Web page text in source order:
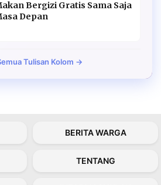
Bergizi Gratis Sama Saja
Depan
Tulisan Kolom →
BERITA WARGA
TENTANG